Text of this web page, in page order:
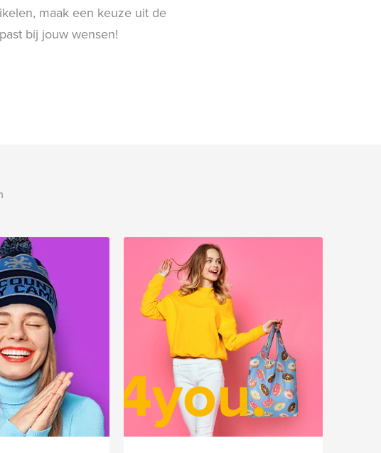
maak een keuze uit de
bij jouw wensen!